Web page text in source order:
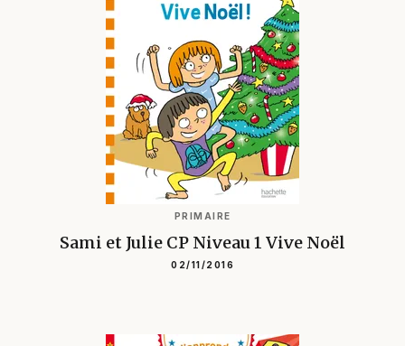
PRIMAIRE
Sami et Julie CP Niveau 1 Vive Noël
02/11/2016